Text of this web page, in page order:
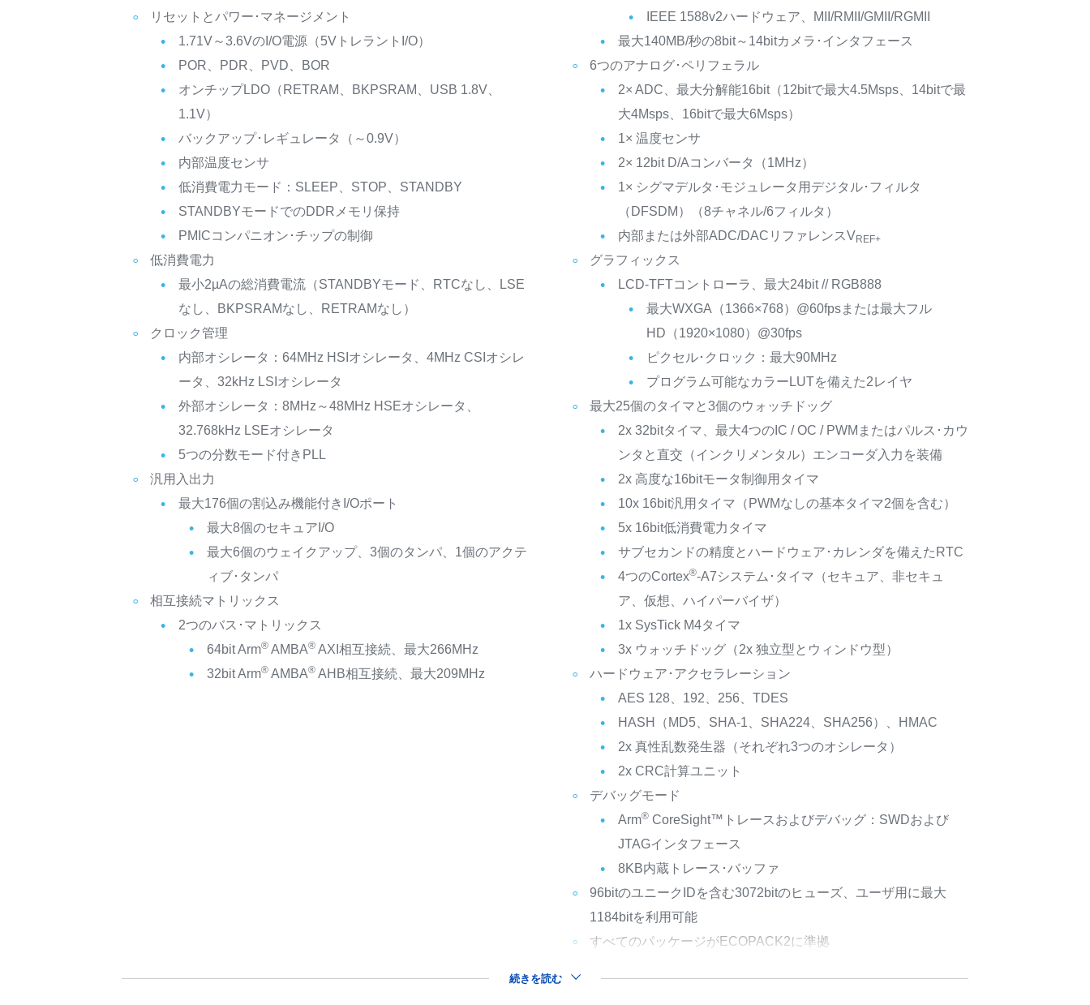
リセットとパワー･マネージメント
1.71V～3.6VのI/O電源（5VトレラントI/O）
POR、PDR、PVD、BOR
オンチップLDO（RETRAM、BKPSRAM、USB 1.8V、
1.1V）
バックアップ･レギュレータ（～0.9V）
内部温度センサ
低消費電力モード：SLEEP、STOP、STANDBY
STANDBYモードでのDDRメモリ保持
PMICコンパニオン･チップの制御
低消費電力
最小2µAの総消費電流（STANDBYモード、RTCなし、LSE
なし、BKPSRAMなし、RETRAMなし）
クロック管理
内部オシレータ：64MHz HSIオシレータ、4MHz CSIオシレ
ータ、32kHz LSIオシレータ
外部オシレータ：8MHz～48MHz HSEオシレータ、
32.768kHz LSEオシレータ
5つの分数モード付きPLL
汎用入出力
最大176個の割込み機能付きI/Oポート
最大8個のセキュアI/O
最大6個のウェイクアップ、3個のタンパ、1個のアクテ
ィブ･タンパ
相互接続マトリックス
2つのバス･マトリックス
64bit Arm® AMBA® AXI相互接続、最大266MHz
32bit Arm® AMBA® AHB相互接続、最大209MHz
IEEE 1588v2ハードウェア、MII/RMII/GMII/RGMII
最大140MB/秒の8bit～14bitカメラ･インタフェース
6つのアナログ･ペリフェラル
2× ADC、最大分解能16bit（12bitで最大4.5Msps、14bitで最
大4Msps、16bitで最大6Msps）
1× 温度センサ
2× 12bit D/Aコンバータ（1MHz）
1× シグマデルタ･モジュレータ用デジタル･フィルタ
（DFSDM）（8チャネル/6フィルタ）
内部または外部ADC/DACリファレンスVREF+
グラフィックス
LCD-TFTコントローラ、最大24bit // RGB888
最大WXGA（1366×768）@60fpsまたは最大フル
HD（1920×1080）@30fps
ピクセル･クロック：最大90MHz
プログラム可能なカラーLUTを備えた2レイヤ
最大25個のタイマと3個のウォッチドッグ
2x 32bitタイマ、最大4つのIC / OC / PWMまたはパルス･カウ
ンタと直交（インクリメンタル）エンコーダ入力を装備
2x 高度な16bitモータ制御用タイマ
10x 16bit汎用タイマ（PWMなしの基本タイマ2個を含む）
5x 16bit低消費電力タイマ
サブセカンドの精度とハードウェア･カレンダを備えたRTC
4つのCortex®-A7システム･タイマ（セキュア、非セキュ
ア、仮想、ハイパーバイザ）
1x SysTick M4タイマ
3x ウォッチドッグ（2x 独立型とウィンドウ型）
ハードウェア･アクセラレーション
AES 128、192、256、TDES
HASH（MD5、SHA-1、SHA224、SHA256）、HMAC
2x 真性乱数発生器（それぞれ3つのオシレータ）
2x CRC計算ユニット
デバッグモード
Arm®CoreSight™トレースおよびデバッグ：SWDおよび
JTAGインタフェース
8KB内蔵トレース･バッファ
96bitのユニークIDを含む3072bitのヒューズ、ユーザ用に最大
1184bitを利用可能
すべてのパッケージがECOPACK2に準拠
続きを読む